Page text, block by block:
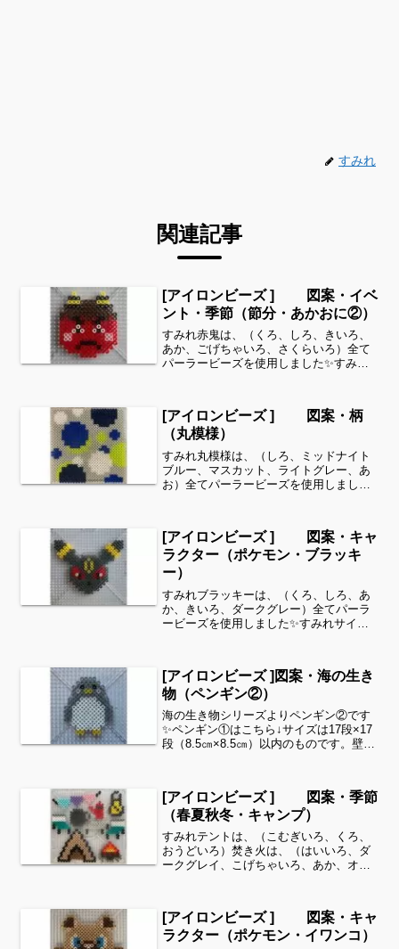
すみれ
関連記事
[アイロンビーズ ] 図案・イベ
ント・季節（節分・あかおに②）
すみれ赤鬼は、（くろ、しろ、きいろ、
あか、ごげちゃいろ、さくらいろ）全て
パーラービーズを使用しました✨すみれ
ます！お時間がありましたら、他の図案
もぜひ覗いてみてください...
[アイロンビーズ ] 図案・柄
（丸模様）
すみれ丸模様は、（しろ、ミッドナイト
ブルー、マスカット、ライトグレー、あ
お）全てパーラービーズを使用しました
ことができます！お時間がありました
ら、他の図案もぜひ覗いてみて...
[アイロンビーズ ] 図案・キャ
ラクター（ポケモン・ブラッキ
ー）
すみれブラッキーは、（くろ、しろ、あ
か、きいろ、ダークグレー）全てパーラ
ービーズを使用しました✨すみれサイド
お時間がありましたら、他の図案もぜひ
覗いてみてください^ ^...
[アイロンビーズ ]図案・海の生き
物（ペンギン②）
海の生き物シリーズよりペンギン②です
✨ペンギン①はこちら↓サイズは17段×17
段（8.5㎝×8.5㎝）以内のものです。壁飾
ドを作っても良いですね✨細い所は強度
が脆くなり...
[アイロンビーズ ] 図案・季節
（春夏秋冬・キャンプ）
すみれテントは、（こむぎいろ、くろ、
おうどいろ）焚き火は、（はいいろ、ダ
ークグレイ、こげちゃいろ、あか、オレ
ー、くろ）コーヒー、ポットは、（ダー
クグレイ、こげちゃいろ、...
[アイロンビーズ ] 図案・キャ
ラクター（ポケモン・イワンコ）